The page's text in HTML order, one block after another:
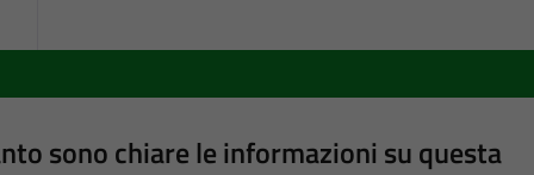
sono chiare le informazioni su questa